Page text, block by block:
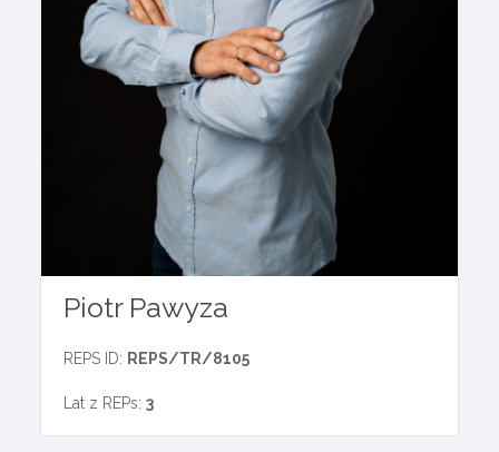
Piotr Pawyza
REPS ID: REPS/TR/8105
Lat z REPs:3